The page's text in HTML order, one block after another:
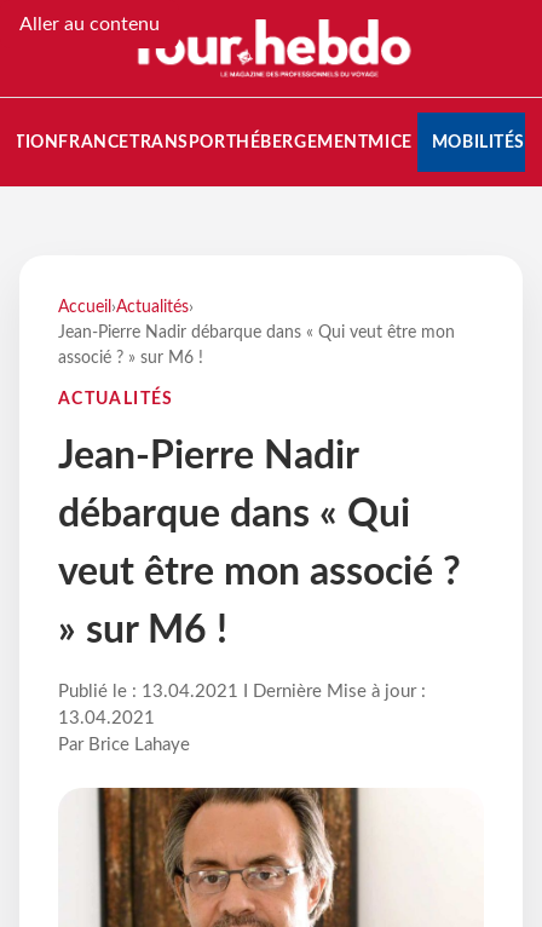
Aller au contenu
FRANCETRANSPORT HÉBERGEMENTMICE MOBILITÉS
Accueil ›Actualités›
Jean-Pierre Nadir débarque dans « Qui veut être mon
associé ? » sur M6 !
ACTUALITÉS
Jean-Pierre Nadir
débarque dans « Qui
veut être mon associé ?
» sur M6 !
Publié le : 13.04.2021 I Dernière Mise à jour :
13.04.2021
Par Brice Lahaye